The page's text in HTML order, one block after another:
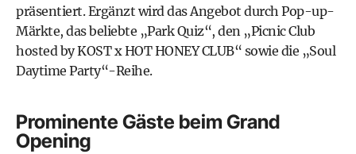
präsentiert. Ergänzt wird das Angebot durch Pop-up-
Märkte, das beliebte „Park Quiz“, den „Picnic Club
hosted by KOST x HOT HONEY CLUB“ sowie die „Soul
Daytime Party“-Reihe.
Prominente Gäste beim Grand
Opening